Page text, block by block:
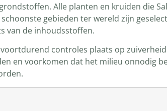
Alle planten en kruiden die
gebieden ter wereld zijn
van de inhoudsstoffen.
controles plaats op
en voorkomen dat het milieu onnodig